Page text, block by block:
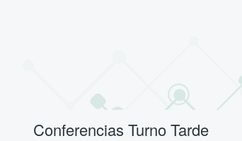
Conferencias Turno Tarde